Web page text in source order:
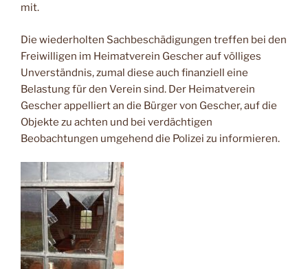
mit.
Die wiederholten Sachbeschädigungen treffen bei den
Freiwilligen im Heimatverein Gescher auf völliges
Unverständnis, zumal diese auch finanziell eine
Belastung für den Verein sind. Der Heimatverein
Gescher appelliert an die Bürger von Gescher, auf die
Objekte zu achten und bei verdächtigen
Beobachtungen umgehend die Polizei zu informieren.